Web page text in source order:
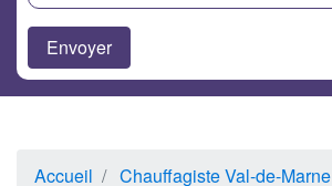
Accueil
Chauffagiste Val-de-Marne